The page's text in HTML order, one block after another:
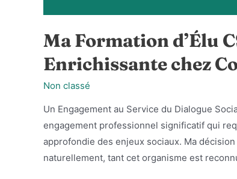
Ma Formation d’Élu
Enrichissante chez
Non classé
Un Engagement au Service du Dialogue
engagement professionnel significatif qui
approfondie des enjeux sociaux. Ma
naturellement, tant cet organisme est